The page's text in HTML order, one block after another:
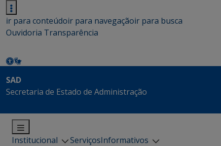
ir para conteúdoir para navegaçãoir para busca
Ouvidoria Transparência
SAD
Secretaria de Estado de Administração
Institucional ServiçosInformativos